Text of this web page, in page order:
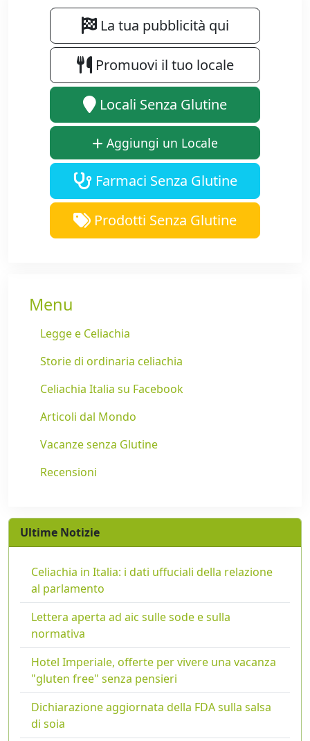
La tua pubblicità qui
Promuovi il tuo locale
Locali Senza Glutine
Aggiungi un Locale
Farmaci Senza Glutine
Prodotti Senza Glutine
Menu
Legge e Celiachia
Storie di ordinaria celiachia
Celiachia Italia su Facebook
Articoli dal Mondo
Vacanze senza Glutine
Recensioni
Ultime Notizie
Celiachia in Italia: i dati uffuciali della relazione
al parlamento
Lettera aperta ad aic sulle sode e sulla
normativa
Hotel Imperiale, offerte per vivere una vacanza
"gluten free" senza pensieri
Dichiarazione aggiornata della FDA sulla salsa
di soia